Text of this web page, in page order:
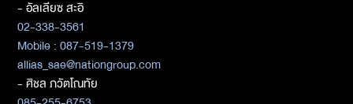
- อัลเลียซ สะอิ
02-338-3561
Mobile : 087-519-1379
allias_sae@nationgroup.com
- ศิชล ภวัตโณทัย